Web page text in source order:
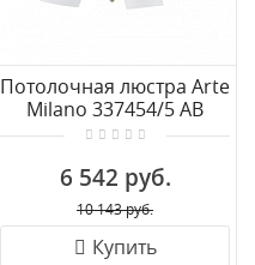
Потолочная люстра Arte
Milano 337454/5 AB
6 542 руб.
10 143 руб.
Купить